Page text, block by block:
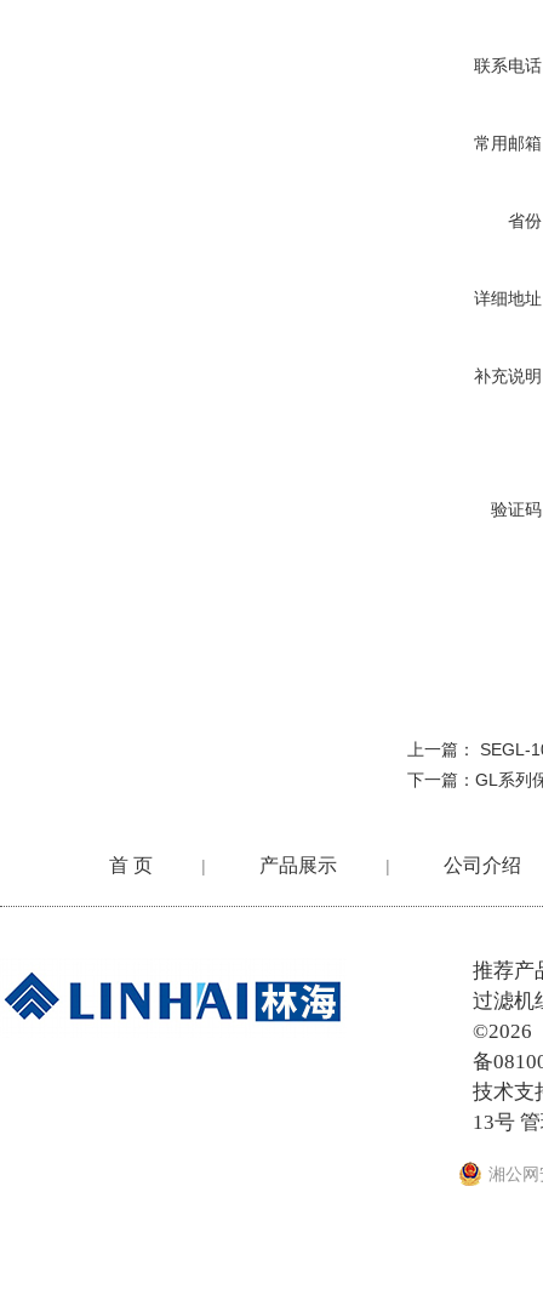
联系电
常用邮
省
详细地
补充说
验证
上一篇： SEGL-
下一篇： GL系列
首 页 | 产品展示 | 公司介绍
推荐产
过滤机
©2026
备
技术支
13号
湘公